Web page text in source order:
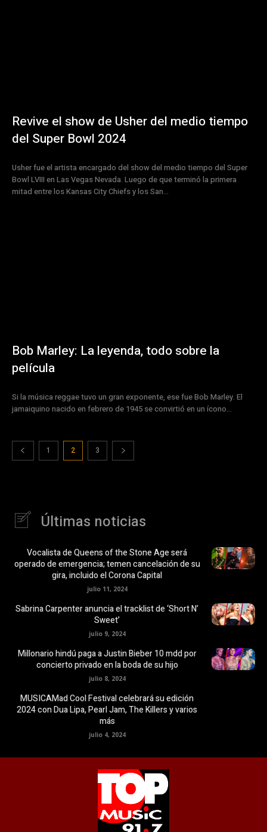
Revive el show de Usher del medio tiempo
del Super Bowl 2024
Usher fue el artista encargado del show del medio tiempo del Super
Bowl LVIII en Las Vegas Nevada. Luego de que terminó la primera
mitad entre los Kansas City Chiefs y los San...
Bob Marley: La leyenda, todo sobre la
película
Si la música reggae tuvo un gran exponente, ese fue Bob Marley. El
jamaiquino nacido en febrero de 1945 se convirtió en un ícono...
1 2 3
Últimas noticias
Vocalista de Queens of the Stone Age será
operado de emergencia; temen cancelación de su
gira, incluido el Corona Capital
julio 11, 2024
Sabrina Carpenter anuncia el tracklist de ‘Short N’
Sweet’
julio 9, 2024
Millonario hindú paga a Justin Bieber 10 mdd por
concierto privado en la boda de su hijo
julio 8, 2024
MUSICAMad Cool Festival celebrará su edición
2024 con Dua Lipa, Pearl Jam, The Killers y varios
más
julio 4, 2024